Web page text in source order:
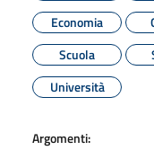
Economia
Scuola
Università
Argomenti: